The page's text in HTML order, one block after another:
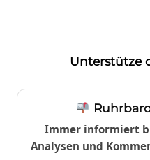
Unterstütze
Immer informiert
Analysen und